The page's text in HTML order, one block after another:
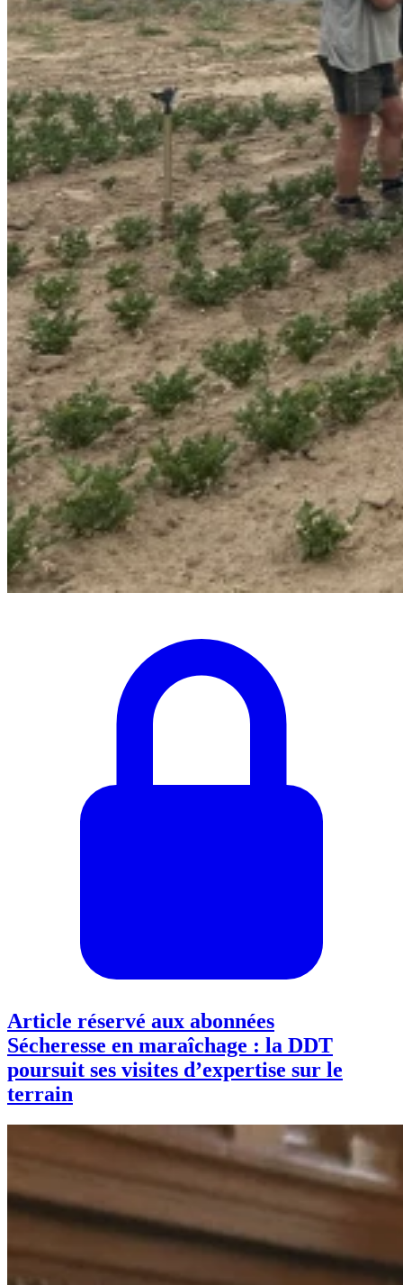
Article réservé aux abonnées
Sécheresse en maraîchage : la DDT
poursuit ses visites d’expertise sur le
terrain